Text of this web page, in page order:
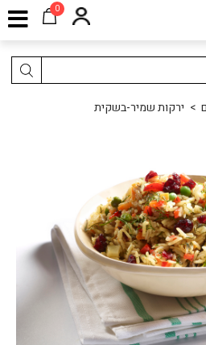
0
> ירקות שמיר-בשקית